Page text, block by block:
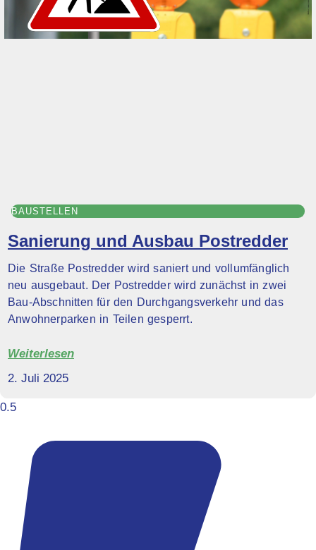
BAUSTELLEN
Sanierung und Ausbau Postredder
Die Straße Postredder wird saniert und vollumfänglich
neu ausgebaut. Der Postredder wird zunächst in zwei
Bau-Abschnitten für den Durchgangsverkehr und das
Anwohnerparken in Teilen gesperrt.
Weiterlesen
2. Juli 2025